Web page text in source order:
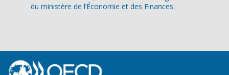
du ministère de l’Économie et des Finances.